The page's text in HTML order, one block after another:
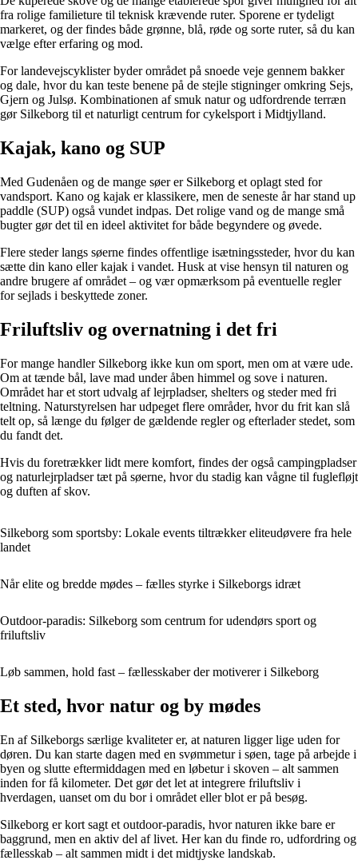
fra rolige familieture til teknisk krævende ruter. Sporene er tydeligt
markeret, og der findes både grønne, blå, røde og sorte ruter, så du kan
vælge efter erfaring og mod.
For landevejscyklister byder området på snoede veje gennem bakker
og dale, hvor du kan teste benene på de stejle stigninger omkring Sejs,
Gjern og Julsø. Kombinationen af smuk natur og udfordrende terræn
gør Silkeborg til et naturligt centrum for cykelsport i Midtjylland.
Kajak, kano og SUP
Med Gudenåen og de mange søer er Silkeborg et oplagt sted for
vandsport. Kano og kajak er klassikere, men de seneste år har stand up
paddle (SUP) også vundet indpas. Det rolige vand og de mange små
bugter gør det til en ideel aktivitet for både begyndere og øvede.
Flere steder langs søerne findes offentlige isætningssteder, hvor du kan
sætte din kano eller kajak i vandet. Husk at vise hensyn til naturen og
andre brugere af området – og vær opmærksom på eventuelle regler
for sejlads i beskyttede zoner.
Friluftsliv og overnatning i det fri
For mange handler Silkeborg ikke kun om sport, men om at være ude.
Om at tænde bål, lave mad under åben himmel og sove i naturen.
Området har et stort udvalg af lejrpladser, shelters og steder med fri
teltning. Naturstyrelsen har udpeget flere områder, hvor du frit kan slå
telt op, så længe du følger de gældende regler og efterlader stedet, som
du fandt det.
Hvis du foretrækker lidt mere komfort, findes der også campingpladser
og naturlejrpladser tæt på søerne, hvor du stadig kan vågne til fuglefløjt
og duften af skov.
Silkeborg som sportsby: Lokale events tiltrækker eliteudøvere fra hele
landet
Når elite og bredde mødes – fælles styrke i Silkeborgs idræt
Outdoor-paradis: Silkeborg som centrum for udendørs sport og
friluftsliv
Løb sammen, hold fast – fællesskaber der motiverer i Silkeborg
Et sted, hvor natur og by mødes
En af Silkeborgs særlige kvaliteter er, at naturen ligger lige uden for
døren. Du kan starte dagen med en svømmetur i søen, tage på arbejde i
byen og slutte eftermiddagen med en løbetur i skoven – alt sammen
inden for få kilometer. Det gør det let at integrere friluftsliv i
hverdagen, uanset om du bor i området eller blot er på besøg.
Silkeborg er kort sagt et outdoor-paradis, hvor naturen ikke bare er
baggrund, men en aktiv del af livet. Her kan du finde ro, udfordring og
fællesskab – alt sammen midt i det midtjyske landskab.